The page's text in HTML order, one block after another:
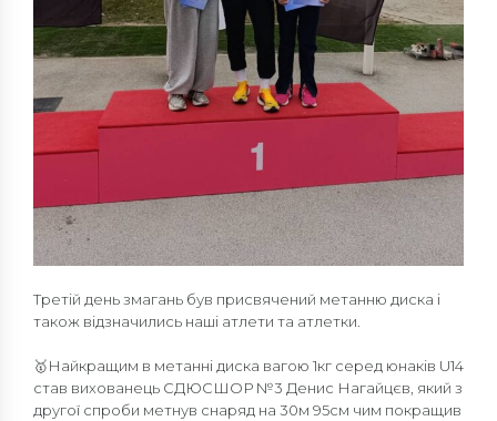
Третій день змагань був присвячений метанню диска і
також відзначились наші атлети та атлетки.
🥇Найкращим в метанні диска вагою 1кг серед юнаків U14
став вихованець СДЮСШОР №3 Денис Нагайцєв, який з
другої спроби метнув снаряд на 30м 95см чим покращив